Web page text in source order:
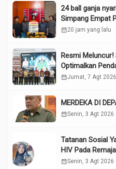
24 ball ganja
Simpang Empat
calendar_month20 jam yang lalu
Resmi Meluncur!
Optimalkan
calendar_monthJumat, 7 Agt 2026
MERDEKA DI
calendar_monthSenin, 3 Agt 2026
Tatanan Sosial
HIV Pada Remaja
calendar_monthSenin, 3 Agt 2026